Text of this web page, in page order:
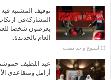
توقيف المشتبه
المشاركةفي
يعرضون شخصا
العام بالجديدة..
‏أسبوع واحد مضت
عبد اللطيف حموشي
أرامل ومتقاعدي